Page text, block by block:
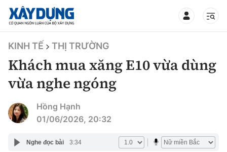
TIN BỘ XÂY DỰNG
CHUYÊN MỤC
KINH TẾ THỊ TRƯỜNG
Khách mua xăng E10 vừa dùng
vừa nghe ngóng
Hồng Hạnh
01/06/2026, 20:32
Nghe đọc bài 3:34